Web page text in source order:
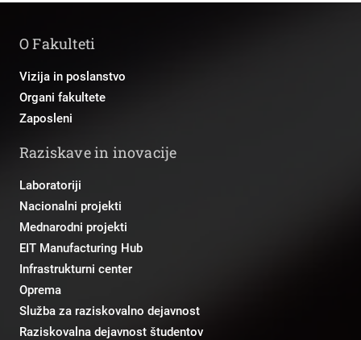
O Fakulteti
Vizija in poslanstvo
Organi fakultete
Zaposleni
Raziskave in inovacije
Laboratoriji
Nacionalni projekti
Mednarodni projekti
EIT Manufacturing Hub
Infrastrukturni center
Oprema
Služba za raziskovalno dejavnost
Raziskovalna dejavnost študentov